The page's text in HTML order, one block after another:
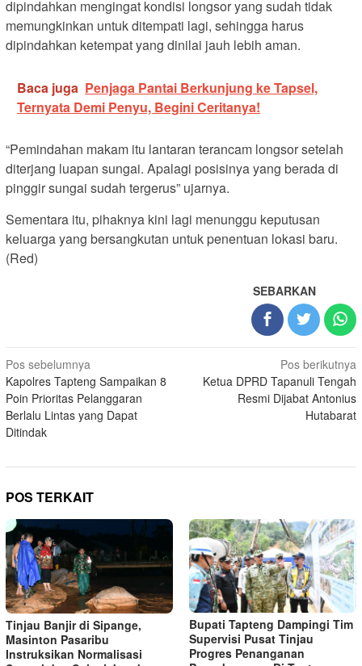
dipindahkan mengingat kondisi longsor yang sudah tidak
memungkinkan untuk ditempati lagi, sehingga harus
dipindahkan ketempat yang dinilai jauh lebih aman.
Baca juga Penjaga Pantai Berkunjung ke Tapsel,
Ternyata Demi Penyu, Begini Ceritanya!
“Pemindahan makam itu lantaran terancam longsor setelah
diterjang luapan sungai. Apalagi posisinya yang berada di
pinggir sungai sudah tergerus” ujarnya.
Sementara itu, pihaknya kini lagi menunggu keputusan
keluarga yang bersangkutan untuk penentuan lokasi baru.
(Red)
SEBARKAN
Navigasi
pos
Pos sebelumnya
Kapolres Tapteng Sampaikan 8
Poin Prioritas Pelanggaran
Berlalu Lintas yang Dapat
Ditindak
Pos berikutnya
Ketua DPRD Tapanuli Tengah
Resmi Dijabat Antonius
Hutabarat
POS TERKAIT
Tinjau Banjir di Sipange,
Masinton Pasaribu
Instruksikan Normalisasi
Bupati Tapteng Dampingi Tim
Supervisi Pusat Tinjau
Progres Penanganan